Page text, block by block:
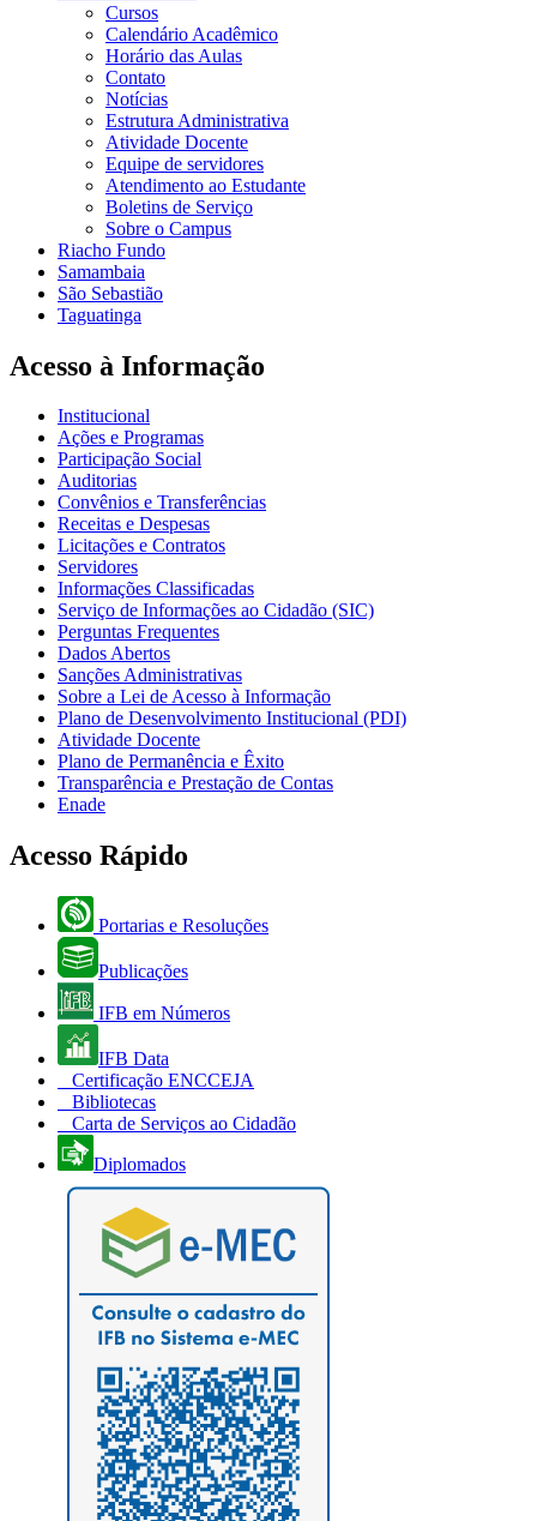
Cursos
Calendário Acadêmico
Horário das Aulas
Contato
Notícias
Estrutura Administrativa
Atividade Docente
Equipe de servidores
Atendimento ao Estudante
Boletins de Serviço
Sobre o Campus
Riacho Fundo
Samambaia
São Sebastião
Taguatinga
Acesso à Informação
Institucional
Ações e Programas
Participação Social
Auditorias
Convênios e Transferências
Receitas e Despesas
Licitações e Contratos
Servidores
Informações Classificadas
Serviço de Informações ao Cidadão (SIC)
Perguntas Frequentes
Dados Abertos
Sanções Administrativas
Sobre a Lei de Acesso à Informação
Plano de Desenvolvimento Institucional (PDI)
Atividade Docente
Plano de Permanência e Êxito
Transparência e Prestação de Contas
Enade
Acesso Rápido
Portarias e Resoluções
Publicações
IFB em Números
IFB Data
Certificação ENCCEJA
Bibliotecas
Carta de Serviços ao Cidadão
Diplomados